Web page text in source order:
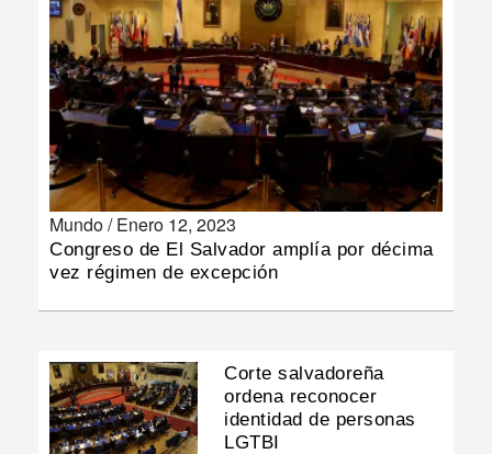
IMPRESO
Mundo /Enero 12, 2023
Congreso de El Salvador amplía por décima
vez régimen de excepción
Corte salvadoreña
ordena reconocer
identidad de personas
LGTBI